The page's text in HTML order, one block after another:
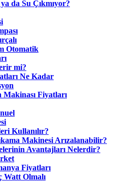
da Su Çıkmıyor?
Otomatik
mi?
Ne Kadar
Makinası Fiyatları
Kullanılır?
Makinesi Arızalanabilir?
Avantajları Nelerdir?
Fiyatları
Watt Olmalı